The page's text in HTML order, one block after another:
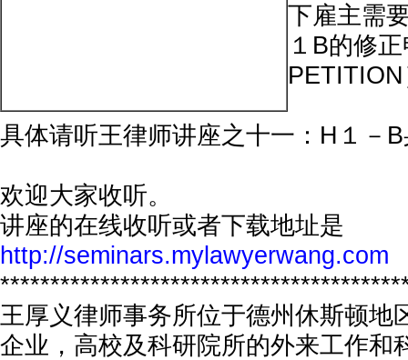
下雇主需
１B的修
具体请听王律师讲座之十一：H１－
欢迎大家收听。
讲座的在线收听或者下载地址是
http://seminars.mylawyerwang.com
王厚义律师事务所位于德州休斯顿地
企业，高校及科研院所的外来工作和